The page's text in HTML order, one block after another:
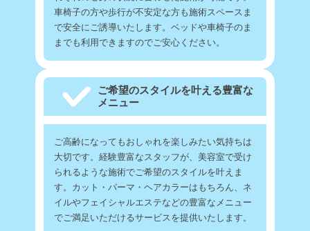
車椅子の方や歩行が不安定な方も施術スペースま
で安全にご誘導いたします。ベッドや車椅子のま
までも利用できますのでご安心ください。
ご希望のスタイルを叶える豊富な
メニュー
ご高齢になってもおしゃれを楽しみたい気持ちは
大切です。経験豊富なスタッフが、美容室で受け
られるような施術でご希望のスタイルを叶えま
す。カット・パーマ・ヘアカラーはもちろん、ネ
イルやフェイシャルエステなどの豊富なメニュー
でご満足いただけるサービスを提供いたします。